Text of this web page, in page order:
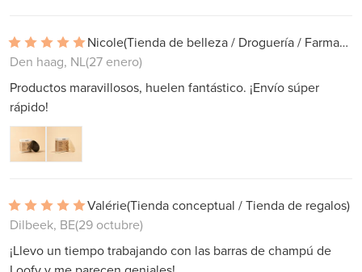
Nicole
(Tienda de belleza / Droguería / Farmacia)
Den haag, NL(27 enero)
Productos maravillosos, huelen fantástico. ¡Envío súper
rápido!
Valérie(Tienda conceptual / Tienda de regalos)
Dilbeek, BE(29 octubre)
¡Llevo un tiempo trabajando con las barras de champú de